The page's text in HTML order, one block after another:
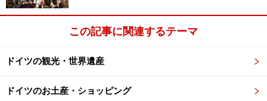
この記事に関連するテーマ
ドイツの観光・世界遺産
ドイツのお土産・ショッピング